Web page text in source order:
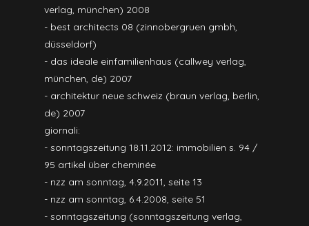
verlag, münchen) 2008
- best architects 08 (zinnobergruen gmbh,
düsseldorf)
- das ideale einfamilienhaus (callwey verlag,
münchen, de) 2007
- architektur neue schweiz (braun verlag, berlin,
de) 2007
giornali:
- sonntagszeitung 18.11.2012: immobilien s. 94 /
95 artikel über cheminée
- nzz am sonntag, 4.9.2011, seite 13
- nzz am sonntag, 6.4.2008, seite 51
- sonntagszeitung (sonntagszeitung verlag,